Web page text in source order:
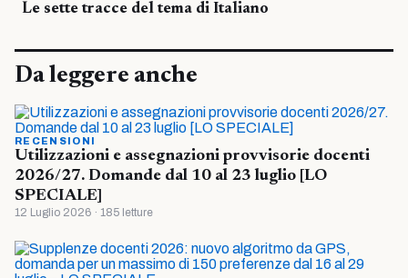
Le sette tracce del tema di Italiano
Da leggere anche
RECENSIONI
Utilizzazioni e assegnazioni provvisorie docenti
2026/27. Domande dal 10 al 23 luglio [LO
SPECIALE]
12 Luglio 2026 · 185 letture